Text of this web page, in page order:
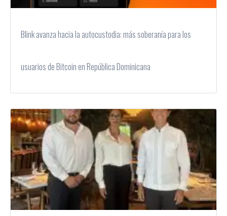
Blink avanza hacia la autocustodia: más soberanía para los
usuarios de Bitcoin en República Dominicana